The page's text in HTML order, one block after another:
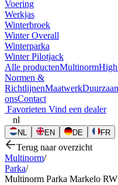
Voering
Werkjas
Winterbroek
Winter Overall
Winterparka
Winter Pilotjack
Alle productenMultinorm
Normen &
RichtlijnenMaatwerk
onsContact
Favorieten Vind een dealer
nl
NL EN DE FR
Terug naar overzicht
Multinorm/
Parka/
Multinorm Parka Markelo